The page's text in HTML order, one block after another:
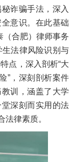
诈骗手法，深入
意识。在此基础
（合肥）律师事务
生法律风险识别与
点，深入剖析“大
”，深刻剖析案件
训，涵盖了大学
深刻而实用的法
律素质。